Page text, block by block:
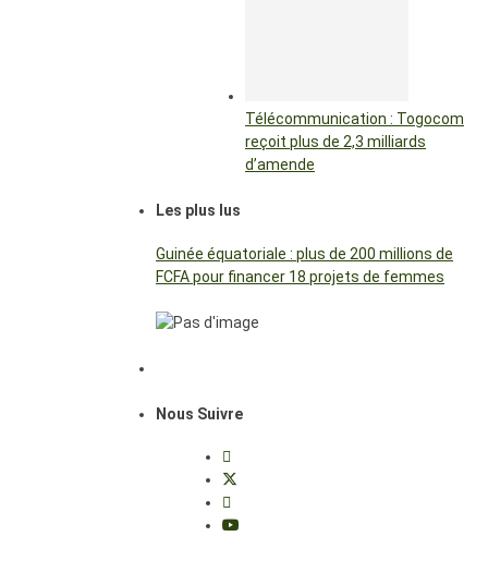
Télécommunication : Togocom
reçoit plus de 2,3 milliards
d’amende
Les plus lus
Guinée équatoriale : plus de 200 millions de
FCFA pour financer 18 projets de femmes
Nous Suivre